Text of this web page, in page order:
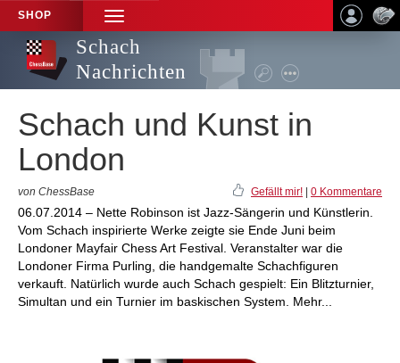
SHOP
TOGGLE
NAVIGATION
Schach
Nachrichten
Schach und Kunst in
London
von ChessBase Gefällt mir! 0 Kommentare
06.07.2014 – Nette Robinson ist Jazz-Sängerin und Künstlerin.
Vom Schach inspirierte Werke zeigte sie Ende Juni beim
Londoner Mayfair Chess Art Festival. Veranstalter war die
Londoner Firma Purling, die handgemalte Schachfiguren
verkauft. Natürlich wurde auch Schach gespielt: Ein Blitzturnier,
Simultan und ein Turnier im baskischen System. Mehr...